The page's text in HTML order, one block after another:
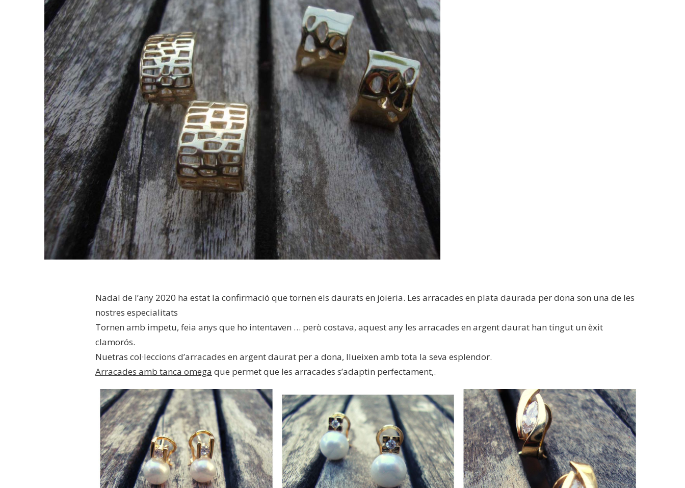
Nadal de l’any 2020 ha estat la confirmació que tornen els daurats en joieria. Les arracades en plata daurada per dona son una de les
nostres especialitats
Tornen amb impetu, feia anys que ho intentaven … però costava, aquest any les arracades en argent daurat han tingut un èxit
clamorós.
Nuetras col·leccions d’arracades en argent daurat per a dona, llueixen amb tota la seva esplendor.
Arracades amb tanca omega que permet que les arracades s’adaptin perfectament,.